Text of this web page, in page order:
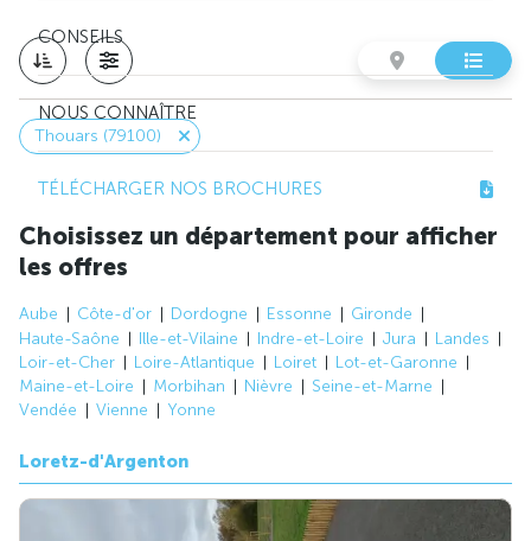
CONSEILS
NOUS CONNAÎTRE
TÉLÉCHARGER NOS BROCHURES
Thouars (79100)
Choisissez un département pour afficher
les offres
Aube Côte-d'or Dordogne Essonne
Gironde
Haute-Saône
Ille-et-Vilaine Indre-et-Loire Jura
Landes
Loir-et-Cher
Loire-Atlantique Loiret
Lot-et-Garonne
Maine-et-Loire
Morbihan Nièvre
Seine-et-Marne
Vendée
Vienne Yonne
Loretz-d'Argenton